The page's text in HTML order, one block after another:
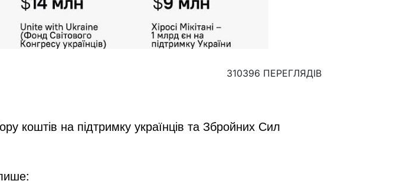
310396 ПЕРЕГЛЯДІВ
коштів на підтримку українців та Збройних Сил